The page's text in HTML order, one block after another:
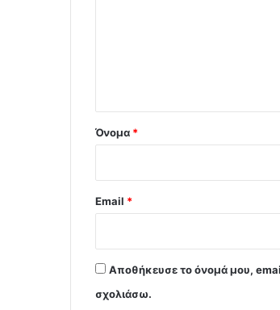
Όνομα *
Email *
Αποθήκευσε το όνομά μου,
σχολιάσω.